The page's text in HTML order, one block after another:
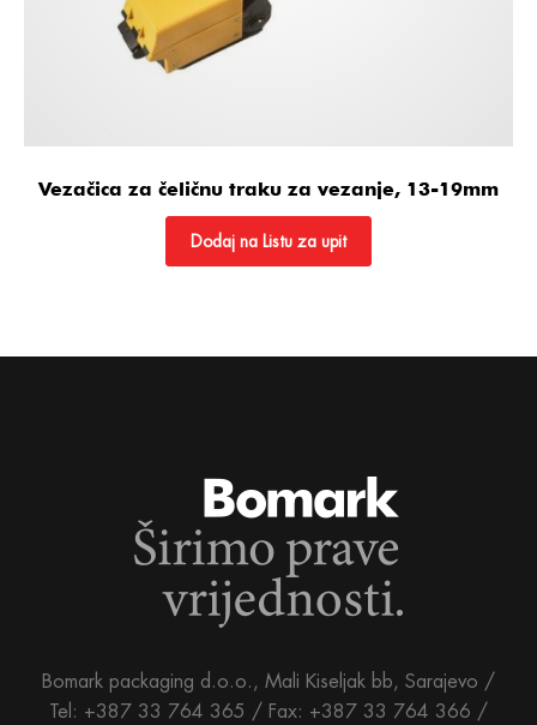
Vezačica za čeličnu traku za vezanje, 13-19mm
Dodaj na Listu za upit
Bomark packaging d.o.o., Mali Kiseljak bb, Sarajevo /
Tel: +387 33 764 365 / Fax: +387 33 764 366 /